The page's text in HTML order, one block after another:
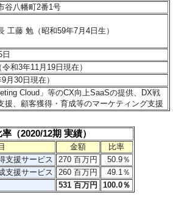
谷八幡町2番1号
工藤 勉（昭和59年7月4日生）
和3年11月19日現在）
月30日現在）
Cloud」等のCX向上SaaSの提供、DX戦
援、顧客獲得・育成等のマーケティング支援
（2020/12期 実績）
金額
比率
支援サービス
270 百万円
50.9％
支援サービス
260 百万円
49.1％
531 百万円 100.0％